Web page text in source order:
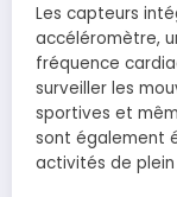
Les capteurs
accéléromètre,
fréquence
surveiller les
sportives et
sont également
activités de plein